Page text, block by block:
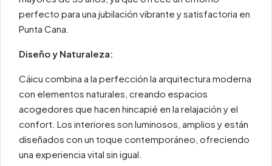
perfecto para una jubilación vibrante y satisfactoria en
Punta Cana.
Diseño y Naturaleza:
Cáicu combina a la perfección la arquitectura moderna
con elementos naturales, creando espacios
acogedores que hacen hincapié en la relajación y el
confort. Los interiores son luminosos, amplios y están
diseñados con un toque contemporáneo, ofreciendo
una experiencia vital sin igual.